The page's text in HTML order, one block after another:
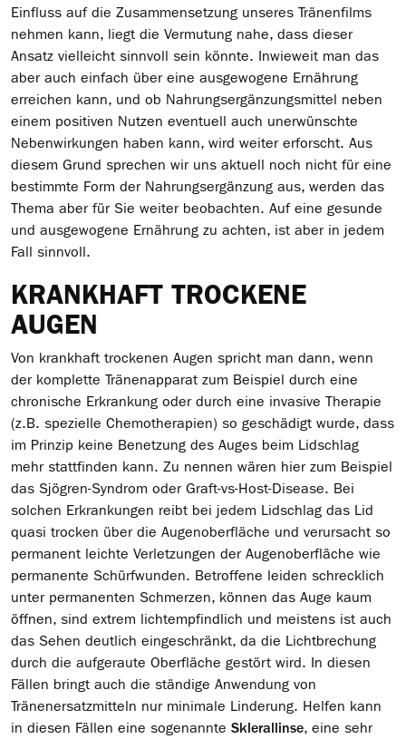
Einfluss auf die Zusammensetzung unseres Tränenfilms
nehmen kann, liegt die Vermutung nahe, dass dieser
Ansatz vielleicht sinnvoll sein könnte. Inwieweit man das
aber auch einfach über eine ausgewogene Ernährung
erreichen kann, und ob Nahrungsergänzungsmittel neben
einem positiven Nutzen eventuell auch unerwünschte
Nebenwirkungen haben kann, wird weiter erforscht. Aus
diesem Grund sprechen wir uns aktuell noch nicht für eine
bestimmte Form der Nahrungsergänzung aus, werden das
Thema aber für Sie weiter beobachten. Auf eine gesunde
und ausgewogene Ernährung zu achten, ist aber in jedem
Fall sinnvoll.
KRANKHAFT TROCKENE
AUGEN
Von krankhaft trockenen Augen spricht man dann, wenn
der komplette Tränenapparat zum Beispiel durch eine
chronische Erkrankung oder durch eine invasive Therapie
(z.B. spezielle Chemotherapien) so geschädigt wurde, dass
im Prinzip keine Benetzung des Auges beim Lidschlag
mehr stattfinden kann. Zu nennen wären hier zum Beispiel
das Sjögren-Syndrom oder Graft-vs-Host-Disease. Bei
solchen Erkrankungen reibt bei jedem Lidschlag das Lid
quasi trocken über die Augenoberfläche und verursacht so
permanent leichte Verletzungen der Augenoberfläche wie
permanente Schürfwunden. Betroffene leiden schrecklich
unter permanenten Schmerzen, können das Auge kaum
öffnen, sind extrem lichtempfindlich und meistens ist auch
das Sehen deutlich eingeschränkt, da die Lichtbrechung
durch die aufgeraute Oberfläche gestört wird. In diesen
Fällen bringt auch die ständige Anwendung von
Tränenersatzmitteln nur minimale Linderung. Helfen kann
in diesen Fällen eine sogenannte Sklerallinse, eine sehr